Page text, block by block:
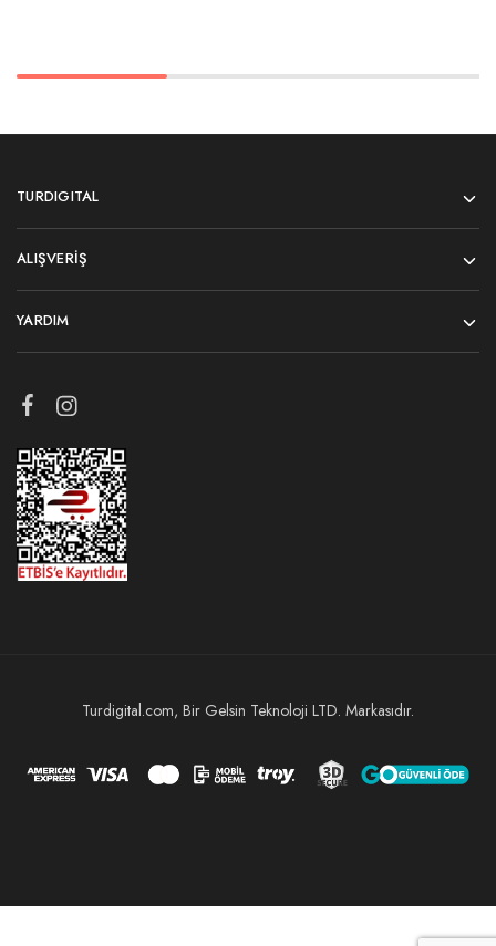
TURDIGITAL
ALIŞVERIŞ
YARDIM
Turdigital.com, Bir Gelsin Teknoloji LTD. Markasıdır.